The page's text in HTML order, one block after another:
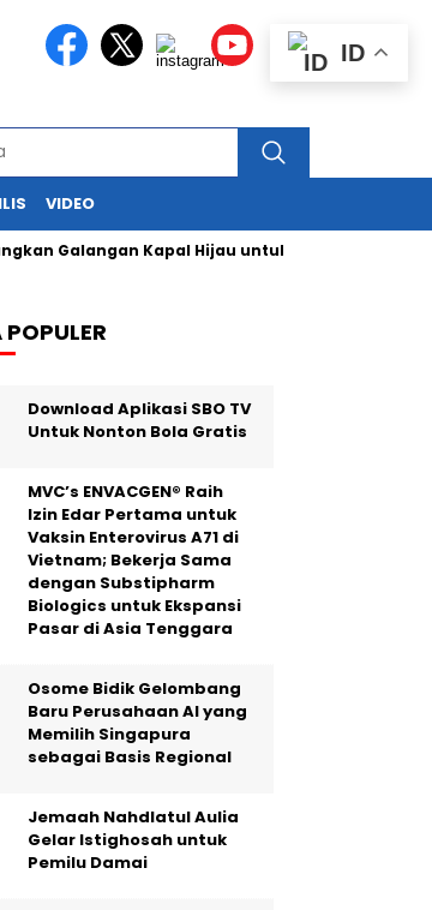
VIDEO
Galangan Kapal Hijau untuk Bangkitkan Maritim
POPULER
Download Aplikasi SBO TV
Untuk Nonton Bola Gratis
MVC’s ENVACGEN® Raih
Izin Edar Pertama untuk
Vaksin Enterovirus A71 di
Vietnam; Bekerja Sama
dengan Substipharm
Biologics untuk Ekspansi
Pasar di Asia Tenggara
Osome Bidik Gelombang
Baru Perusahaan AI yang
Memilih Singapura
sebagai Basis Regional
Jemaah Nahdlatul Aulia
Gelar Istighosah untuk
Pemilu Damai
ID